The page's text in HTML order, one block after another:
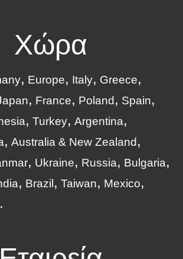
Χώρα
Europe Italy
Greece
France Poland
Spain
Turkey Argentina
Australia & New Zealand
Ukraine Russia
Bulgaria
Brazil Taiwan
Mexico